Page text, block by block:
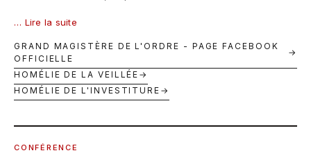
… Lire la suite
GRAND MAGISTÈRE DE L'ORDRE - PAGE FACEBOOK
OFFICIELLE
→
HOMÉLIE DE LA VEILLÉE →
HOMÉLIE DE L'INVESTITURE →
CONFÉRENCE